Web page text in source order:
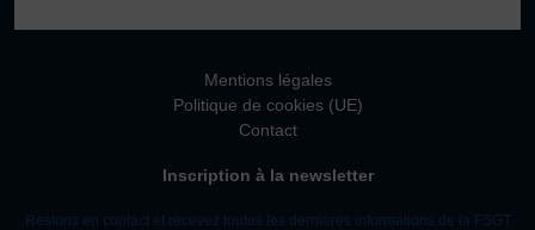
Vivicittà
Réaffiliation
Mentions légales
Politique de cookies (UE)
Contact
Inscription à la newsletter
Restons en contact et recevez toutes les dernières informations de la FSGT